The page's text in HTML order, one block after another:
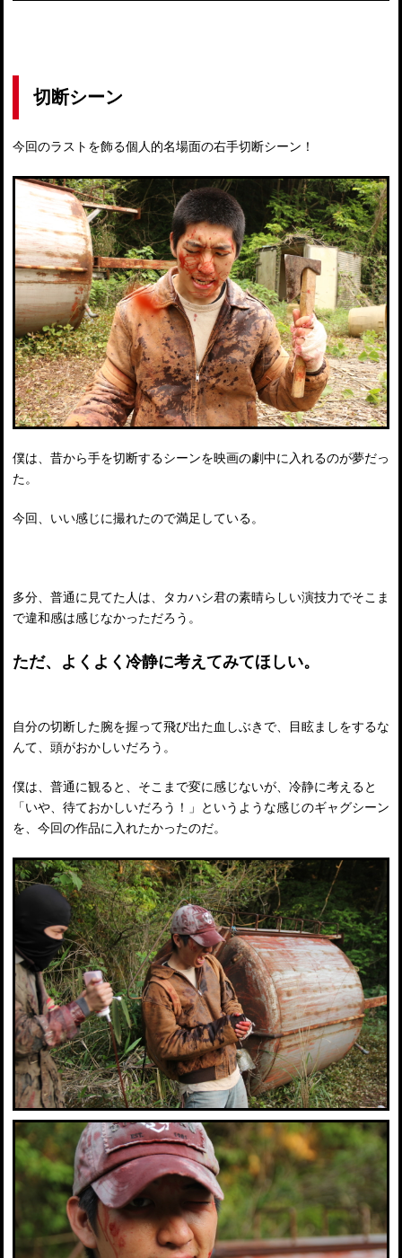
切断シーン
今回のラストを飾る個人的名場面の右手切断シーン！
僕は、昔から手を切断するシーンを映画の劇中に入れるのが夢だっ
た。
今回、いい感じに撮れたので満足している。
多分、普通に見てた人は、タカハシ君の素晴らしい演技力でそこま
で違和感は感じなかっただろう。
ただ、よくよく冷静に考えてみてほしい。
自分の切断した腕を握って飛び出た血しぶきで、目眩ましをするな
んて、頭がおかしいだろう。
僕は、普通に観ると、そこまで変に感じないが、冷静に考えると
「いや、待ておかしいだろう！」というような感じのギャグシーン
を、今回の作品に入れたかったのだ。